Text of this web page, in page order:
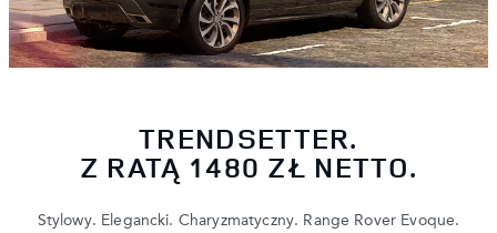
TRENDSETTER.
Z RATĄ 1480 ZŁ NETTO.
Stylowy. Elegancki. Charyzmatyczny. Range Rover Evoque.